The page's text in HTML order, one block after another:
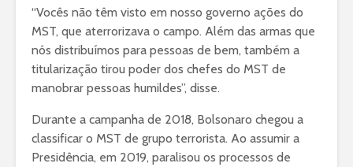
“Vocês não têm visto em nosso governo ações do
MST, que aterrorizava o campo. Além das armas que
nós distribuímos para pessoas de bem, também a
titularização tirou poder dos chefes do MST de
manobrar pessoas humildes”, disse.
Durante a campanha de 2018, Bolsonaro chegou a
classificar o MST de grupo terrorista. Ao assumir a
Presidência, em 2019, paralisou os processos de